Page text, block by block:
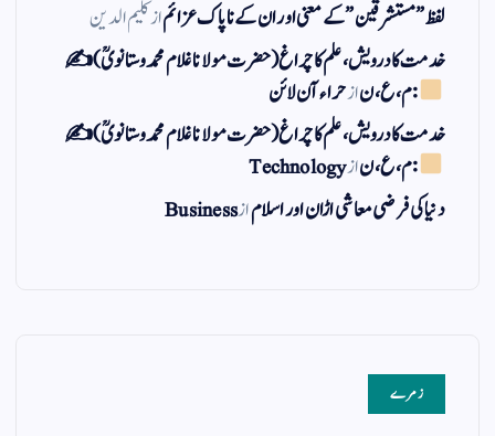
لفظ ” مستشرقین ” کے معنی اور ان کے نا پاک عزائمازکلیم الدین
خدمت کا درویش، علم کا چراغ(حضرت مولانا غلام محمد وستانویؒ)✍
: م ، ع ، نازحراء آن لائن
خدمت کا درویش، علم کا چراغ(حضرت مولانا غلام محمد وستانویؒ)✍
: م ، ع ، نازTechnology
دنیا کی فرضی معاشی اڑان اور اسلامازBusiness
زمرے